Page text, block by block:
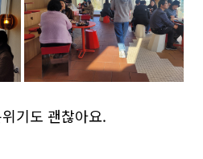
기도 괜찮아요.